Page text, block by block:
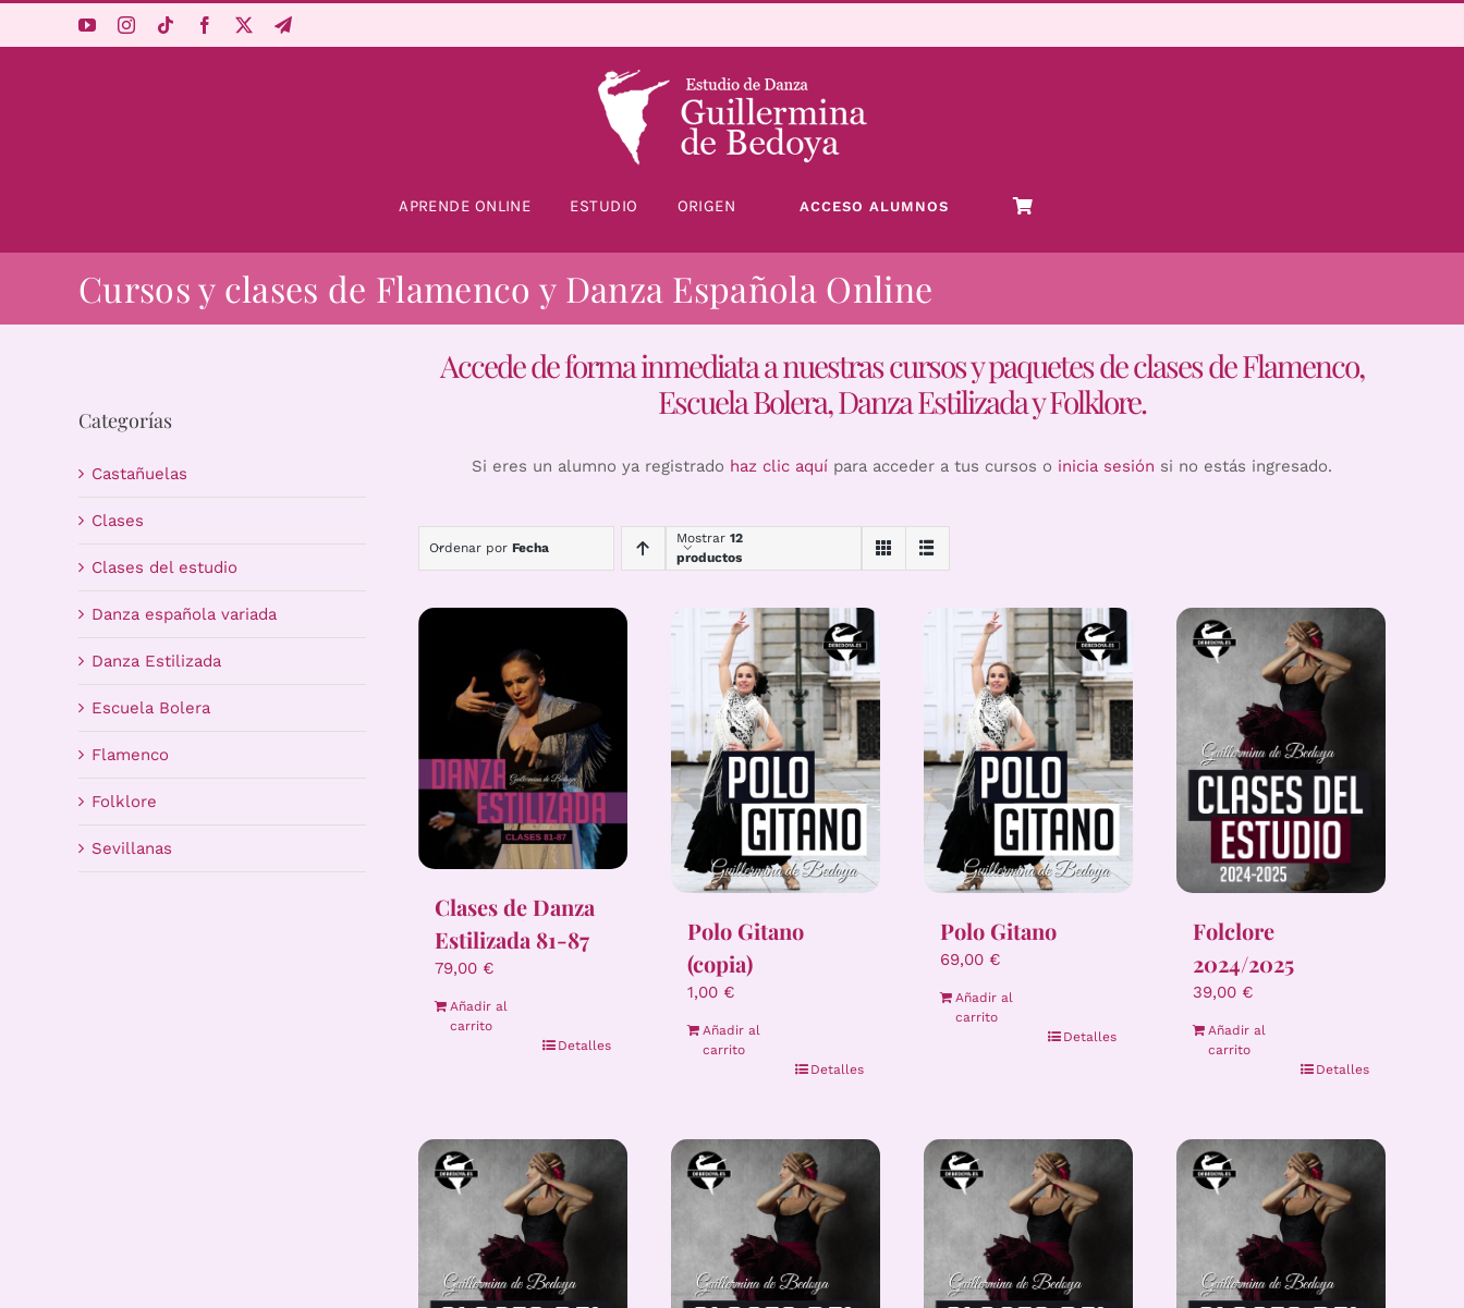
APRENDE ONLINE ESTUDIO ORIGEN ACCESO ALUMNOS
Cursos y clases de Flamenco y Danza Española Online
Categorías
Castañuelas
Clases
Clases del estudio
Danza española variada
Danza Estilizada
Escuela Bolera
Flamenco
Folklore
Sevillanas
Accede de forma inmediata a nuestras cursos y paquetes de clases de Flamenco,
Escuela Bolera, Danza Estilizada y Folklore.
Si eres un alumno ya registrado haz clic aquí para acceder a tus cursos o inicia sesión si no estás ingresado.
Ordenar por Fecha
Mostrar 12
productos
Clases de Danza
Estilizada 81-87
79,00 €
Añadir al
carrito
Detalles
Polo Gitano
(copia)
1,00 €
Añadir al
carrito
Detalles
Polo Gitano
69,00 €
Añadir al
carrito
Detalles
Folclore
2024/2025
39,00 €
Añadir al
carrito
Detalles